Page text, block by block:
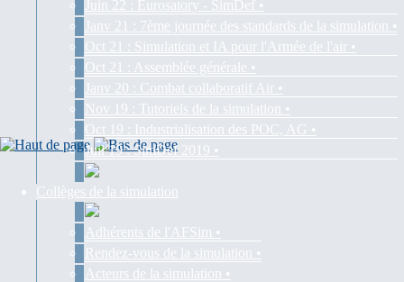
Juin 22 : Eurosatory - SimDef •
Janv 21 : 7ème journée des standards de la simulation •
Oct 21 : Simulation et IA pour l'Armée de l'air •
Oct 21 : Assemblée générale •
Janv 20 : Combat collaboratif Air •
Nov 19 : Tutoriels de la simulation •
Oct 19 : Industrialisation des POC, AG •
Juil 19 : SimDef 2019 •
Collèges de la simulation
Adhérents de l'AFSim •
Rendez-vous de la simulation •
Acteurs de la simulation •